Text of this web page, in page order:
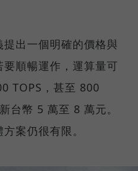
出一個明確的價格與
順暢運作，運算量可
TOPS，甚至 800
台幣 5 萬至 8 萬元。
案仍很有限。